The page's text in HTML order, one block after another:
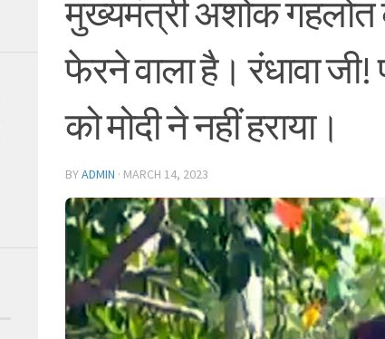
मुख्यमंत्री अशोक गहलोत
फेरने वाला है। रंधावा
को मोदी ने नहीं हराया।
BYADMIN · MARCH 14, 2023